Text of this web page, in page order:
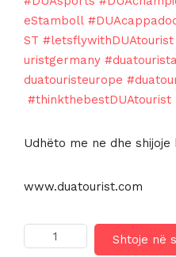
eStamboll
ST #letsflywithDUAtourist
uristgermany
duatouristeurope
#thinkthebestDUAtourist
Udhëto me ne dhe
www.duatourist.com
Sasi
HOTEL
Shtoje në